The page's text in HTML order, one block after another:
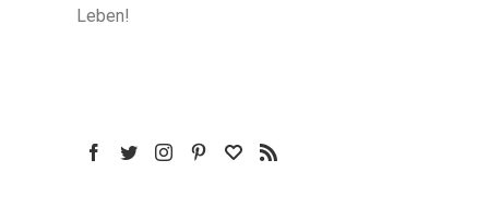
Leben!